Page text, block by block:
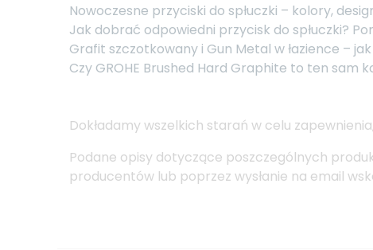
Nowoczesne przyciski do spłuczki – kolory,
Jak dobrać odpowiedni przycisk do spłuczki?
Grafit szczotkowany i Gun Metal w łazience –
Czy GROHE Brushed Hard Graphite to ten sam
Dokładamy wszelkich starań w celu
Podane opisy dotyczące poszczególnych
producentów lub poprzez wysłanie na email